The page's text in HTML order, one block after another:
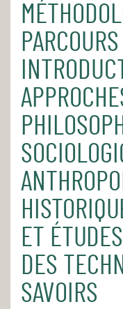
Accueil Pour le
ET
DES
SAVOIRS